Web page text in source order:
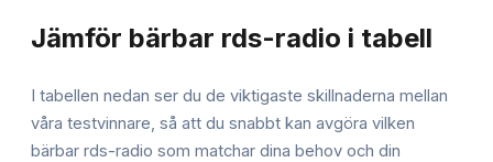
Jämför bärbar rds-radio i tabell
I tabellen nedan ser du de viktigaste skillnaderna mellan
våra testvinnare, så att du snabbt kan avgöra vilken
bärbar rds-radio som matchar dina behov och din